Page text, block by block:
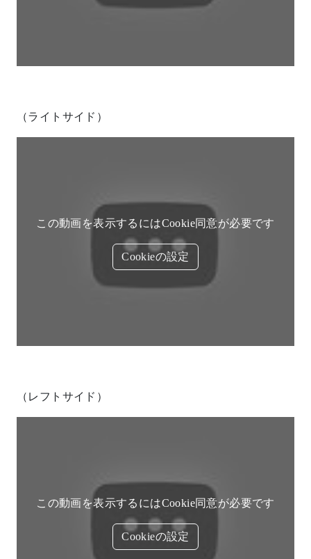
（ライトサイド）
この動画を表示するにはCookie同意が必要です
Cookieの設定
（レフトサイド）
この動画を表示するにはCookie同意が必要です
Cookieの設定